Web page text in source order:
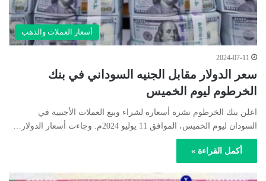
أسعار العملات والذهب
2024-07-11
سعر الدولار مقابل الجنيه السوداني في بنك
الخرطوم ليوم الخميس
اعلن بنك الخرطوم نشرة أسعاره لشراء وبيع العملات الأجنبية في
السودان ليوم الخميس، الموافق 11 يوليو 2024م. وجاءت أسعار الدولار…
أكمل القراءة »